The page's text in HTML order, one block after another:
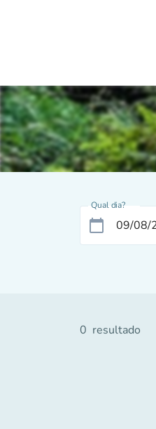
Qual dia?
calendar_today
0 resultado